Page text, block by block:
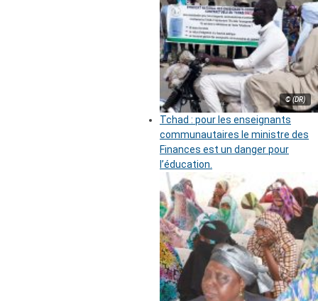
© (DR)
Tchad : pour les enseignants
communautaires le ministre des
Finances est un danger pour
l’éducation.